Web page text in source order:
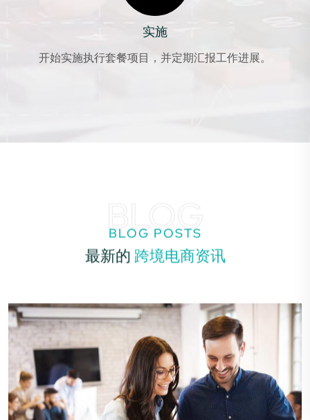
实施
开始实施执行套餐项目，并定期汇报工作进展。
BLOG POSTS
最新的 跨境电商资讯